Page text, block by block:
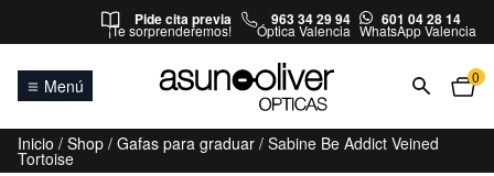
Saltar al contenidoPide cita previa
¡Te sorprenderemos!
963 34 29 94
Óptica Valencia
601 04 28 14
WhatsApp Valencia
Menú 0
Inicio / Shop / Gafas para graduar / Sabine Be Addict Veined
Tortoise